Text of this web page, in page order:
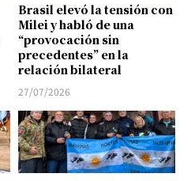
Brasil elevó la tensión con
Milei y habló de una
“provocación sin
precedentes” en la
relación bilateral
27/07/2026